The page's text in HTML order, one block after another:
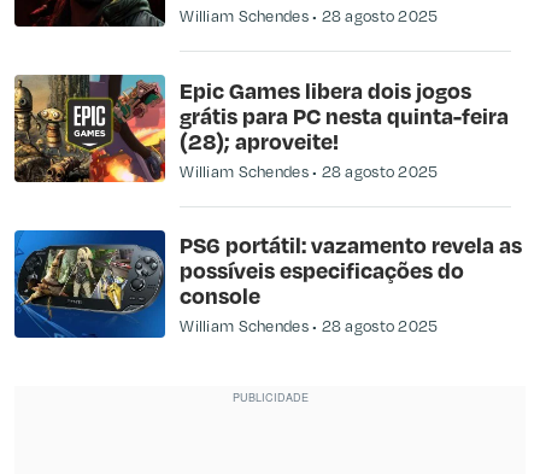
William Schendes 28 agosto 2025
Epic Games libera dois jogos
grátis para PC nesta quinta-feira
(28); aproveite!
William Schendes 28 agosto 2025
PS6 portátil: vazamento revela as
possíveis especificações do
console
William Schendes 28 agosto 2025